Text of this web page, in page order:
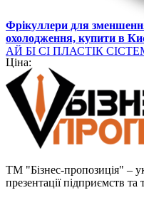
Фрікуллери для
охолодження, купити в
АЙ БІ СІ ПЛАСТІК
рішень для виробників
Ціна:
ТМ "Бізнес-пропозиція" –
презентації підприємств та